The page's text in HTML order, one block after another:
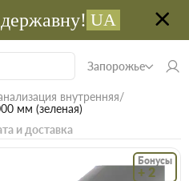
UA
Запорожье
внутренняя
мм (зеленая)
и доставка
Бонусы
+ 2